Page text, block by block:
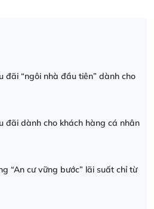
đãi “ngôi nhà đầu tiên” dành cho
đãi dành cho khách hàng cá nhân
“An cư vững bước” lãi suất chỉ từ